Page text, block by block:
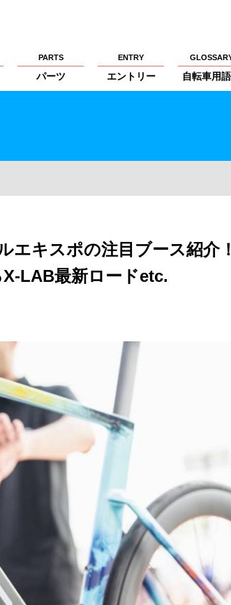
PARTS
パーツ
ENTRY
エントリー 自転車用
ルエキスポの注目ブース紹
LAB最新ロードetc.